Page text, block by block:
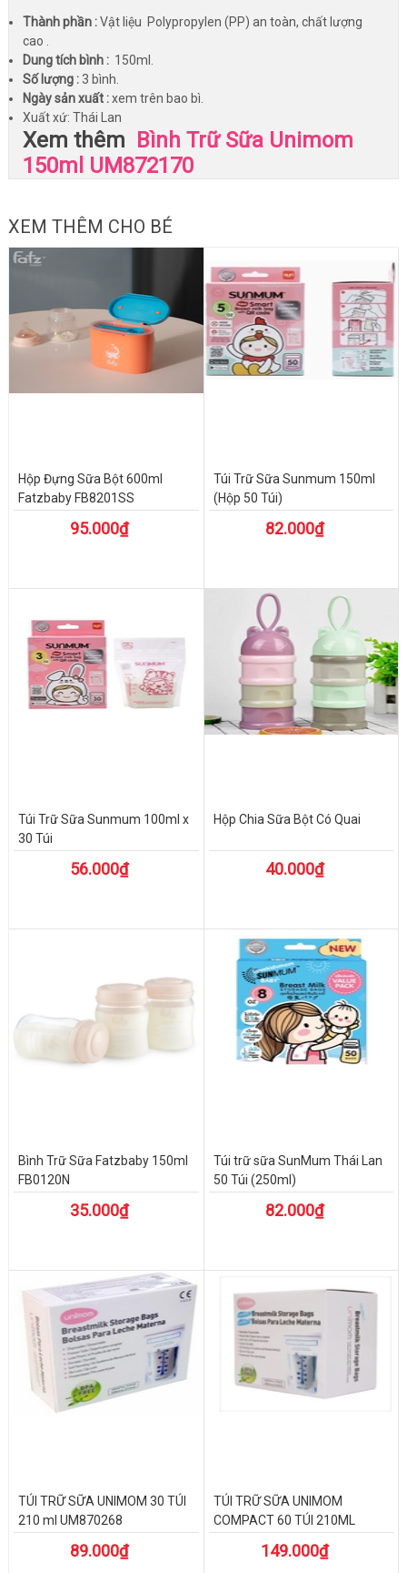
Thành phần :Vật liệu Polypropylen (PP) an toàn, chất lượng
cao .
Dung tích bình : 150ml.
Số lượng :3 bình.
Ngày sản xuất :xem trên bao bì.
Xuất xứ: Thái Lan
Xem thêm
Bình Trữ Sữa Unimom
150ml UM872170
XEM THÊM CHO BÉ
Hộp Đựng Sữa Bột 600ml
Fatzbaby FB8201SS
95.000₫
Túi Trữ Sữa Sunmum 150ml
(Hộp 50 Túi)
82.000₫
Túi Trữ Sữa Sunmum 100ml x
30 Túi
56.000₫
Hộp Chia Sữa Bột Có Quai
40.000₫
Bình Trữ Sữa Fatzbaby 150ml
FB0120N
35.000₫
Túi trữ sữa SunMum Thái Lan
50 Túi (250ml)
82.000₫
TÚI TRỮ SỮA UNIMOM 30 TÚI
210 ml UM870268
89.000₫
TÚI TRỮ SỮA UNIMOM
COMPACT 60 TÚI 210ML
149.000₫